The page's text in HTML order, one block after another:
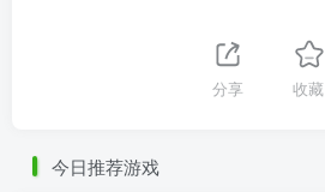
分享 收藏
今日推荐游戏